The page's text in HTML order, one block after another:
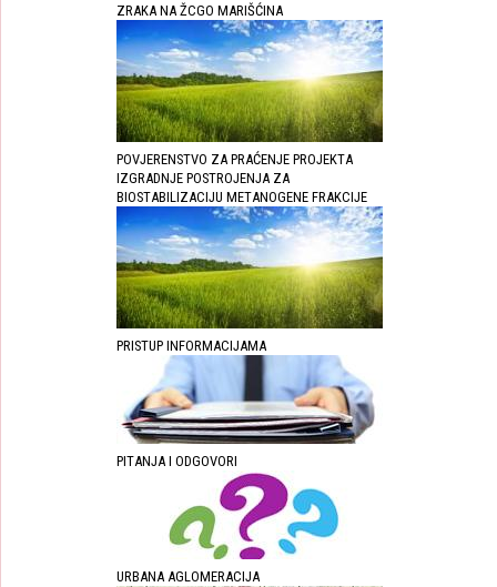
ZRAKA NA ŽCGO MARIŠĆINA
POVJERENSTVO ZA PRAĆENJE PROJEKTA
IZGRADNJE POSTROJENJA ZA
BIOSTABILIZACIJU METANOGENE FRAKCIJE
PRISTUP INFORMACIJAMA
PITANJA I ODGOVORI
URBANA AGLOMERACIJA